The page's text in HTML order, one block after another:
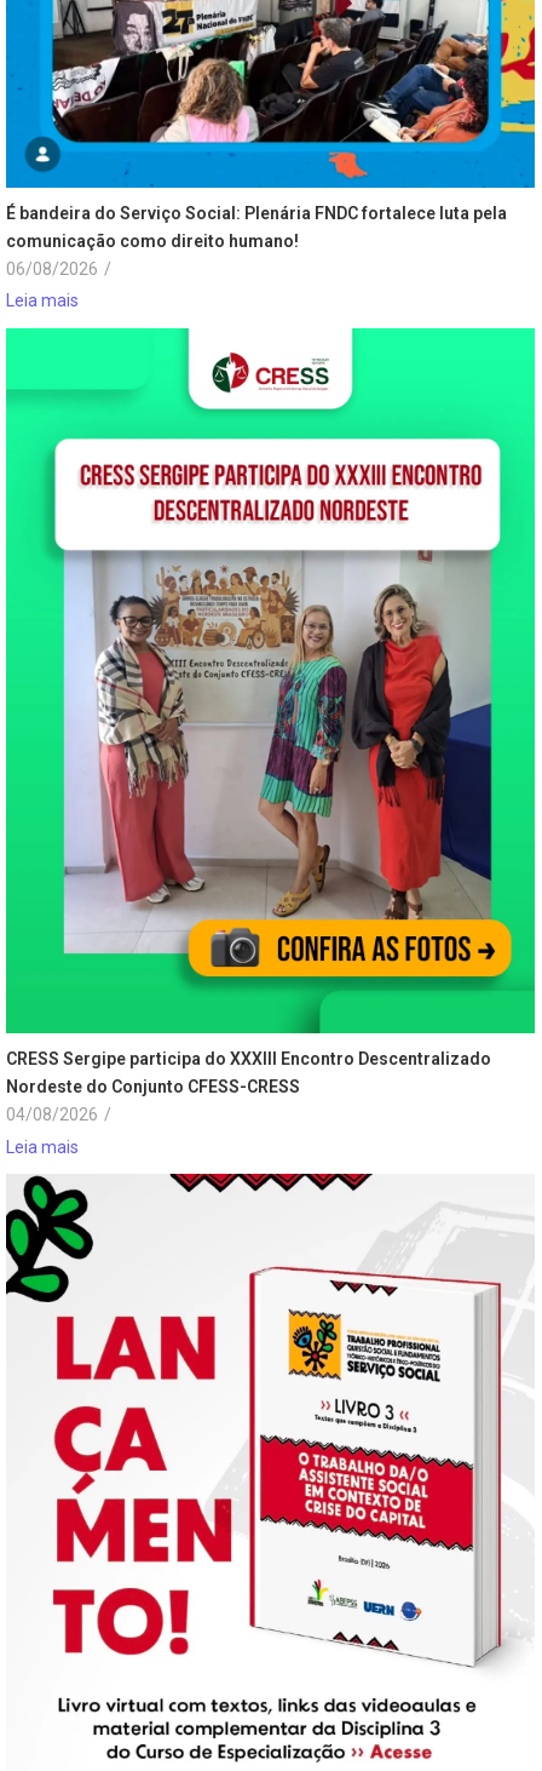
É bandeira do Serviço Social: Plenária FNDC fortalece luta pela
comunicação como direito humano!
06/08/2026 /
Leia mais
CRESS Sergipe participa do XXXIII Encontro Descentralizado
Nordeste do Conjunto CFESS-CRESS
04/08/2026 /
Leia mais